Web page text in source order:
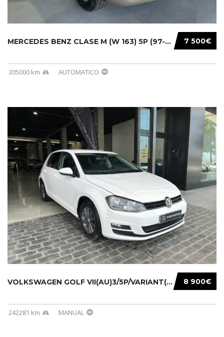
7 500€
MERCEDES BENZ CLASE M (W 163) 5P (97-05) 200...
305000 km AUTOMATICO
8 900€
VOLKSWAGEN GOLF VII(AU)3/5P/VARIANT(12-16 20...
242281 km MANUAL